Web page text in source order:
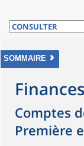
SOMMAIRE
Comptes
Première